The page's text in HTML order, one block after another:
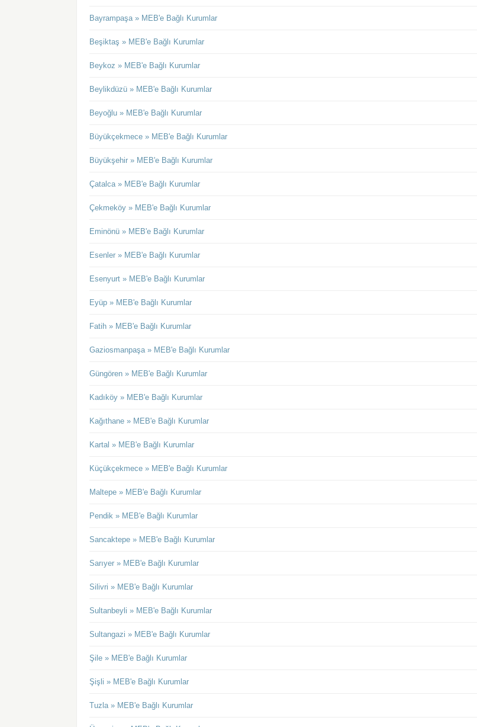
Bayrampaşa » MEB'e Bağlı Kurumlar
Beşiktaş » MEB'e Bağlı Kurumlar
Beykoz » MEB'e Bağlı Kurumlar
Beylikdüzü » MEB'e Bağlı Kurumlar
Beyoğlu » MEB'e Bağlı Kurumlar
Büyükçekmece » MEB'e Bağlı Kurumlar
Büyükşehir » MEB'e Bağlı Kurumlar
Çatalca » MEB'e Bağlı Kurumlar
Çekmeköy » MEB'e Bağlı Kurumlar
Eminönü » MEB'e Bağlı Kurumlar
Esenler » MEB'e Bağlı Kurumlar
Esenyurt » MEB'e Bağlı Kurumlar
Eyüp » MEB'e Bağlı Kurumlar
Fatih » MEB'e Bağlı Kurumlar
Gaziosmanpaşa » MEB'e Bağlı Kurumlar
Güngören » MEB'e Bağlı Kurumlar
Kadıköy » MEB'e Bağlı Kurumlar
Kağıthane » MEB'e Bağlı Kurumlar
Kartal » MEB'e Bağlı Kurumlar
Küçükçekmece » MEB'e Bağlı Kurumlar
Maltepe » MEB'e Bağlı Kurumlar
Pendik » MEB'e Bağlı Kurumlar
Sancaktepe » MEB'e Bağlı Kurumlar
Sarıyer » MEB'e Bağlı Kurumlar
Silivri » MEB'e Bağlı Kurumlar
Sultanbeyli » MEB'e Bağlı Kurumlar
Sultangazi » MEB'e Bağlı Kurumlar
Şile » MEB'e Bağlı Kurumlar
Şişli » MEB'e Bağlı Kurumlar
Tuzla » MEB'e Bağlı Kurumlar